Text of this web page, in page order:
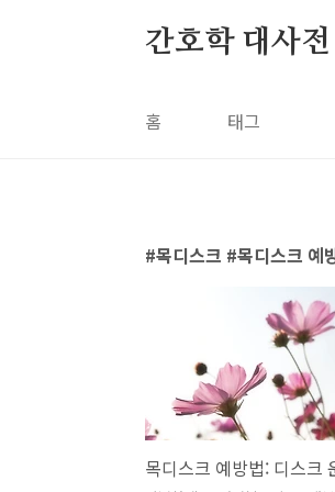
간호학 대사전
홈 태그
목디스크 #목디스크 예